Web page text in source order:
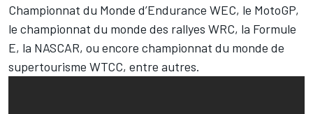
Championnat du Monde d’Endurance WEC, le MotoGP,
le championnat du monde des rallyes WRC, la Formule
E, la NASCAR, ou encore championnat du monde de
supertourisme WTCC, entre autres.